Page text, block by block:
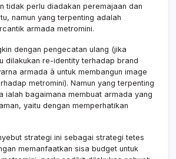
tidak perlu diadakan peremajaan dan
namun yang terpenting adalah
armada metromini.
dengan pengecatan ulang (jika
dilakukan re-identity terhadap brand
armada à untuk membangun image
metromini). Namun yang terpenting
ialah bagaimana membuat armada yang
yaitu dengan memperhatikan
strategi ini sebagai strategi tetes
memanfaatkan sisa budget untuk